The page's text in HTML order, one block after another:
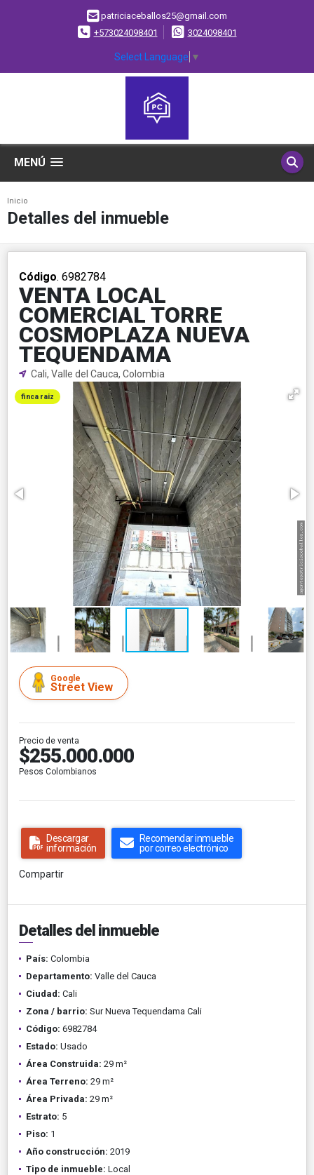
patriciaceballos25@gmail.com
+573024098401
3024098401
Select Language ▼
MENÚ
Inicio
Detalles del inmueble
Código. 6982784
VENTA LOCAL
COMERCIAL TORRE
COSMOPLAZA NUEVA
TEQUENDAMA
Cali, Valle del Cauca, Colombia
finca raiz
Google
Street View
Precio de venta
$255.000.000
Pesos Colombianos
Descargar
información
Recomendar inmueble
por correo electrónico
Compartir
Detalles del inmueble
País: Colombia
Departamento: Valle del Cauca
Ciudad: Cali
Zona / barrio: Sur Nueva Tequendama Cali
Código: 6982784
Estado: Usado
Área Construida: 29 m²
Área Terreno: 29 m²
Área Privada: 29 m²
Estrato: 5
Piso: 1
Año construcción: 2019
Tipo de inmueble: Local